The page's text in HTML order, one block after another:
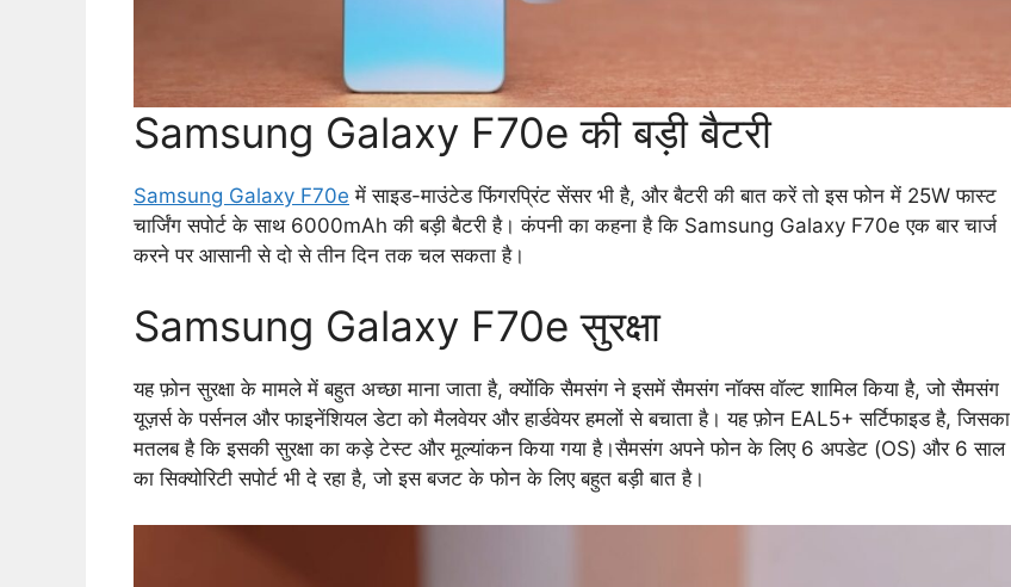
Samsung Galaxy F70e की बड़ी बैटरी
Samsung Galaxy F70e में साइड-माउंटेड फिंगरप्रिंट सेंसर भी है, और बैटरी की बात करें तो इस फोन में 25W फास्ट
चार्जिंग सपोर्ट के साथ 6000mAh की बड़ी बैटरी है। कंपनी का कहना है कि Samsung Galaxy F70e एक बार चार्ज
करने पर आसानी से दो से तीन दिन तक चल सकता है।
Samsung Galaxy F70e सुरक्षा
यह फ़ोन सुरक्षा के मामले में बहुत अच्छा माना जाता है, क्योंकि सैमसंग ने इसमें सैमसंग नॉक्स वॉल्ट शामिल किया है, जो सैमसंग
यूज़र्स के पर्सनल और फाइनेंशियल डेटा को मैलवेयर और हार्डवेयर हमलों से बचाता है। यह फ़ोन EAL5+ सर्टिफाइड है, जिसका
मतलब है कि इसकी सुरक्षा का कड़े टेस्ट और मूल्यांकन किया गया है।सैमसंग अपने फोन के लिए 6 अपडेट (OS) और 6 साल
का सिक्योरिटी सपोर्ट भी दे रहा है, जो इस बजट के फोन के लिए बहुत बड़ी बात है।